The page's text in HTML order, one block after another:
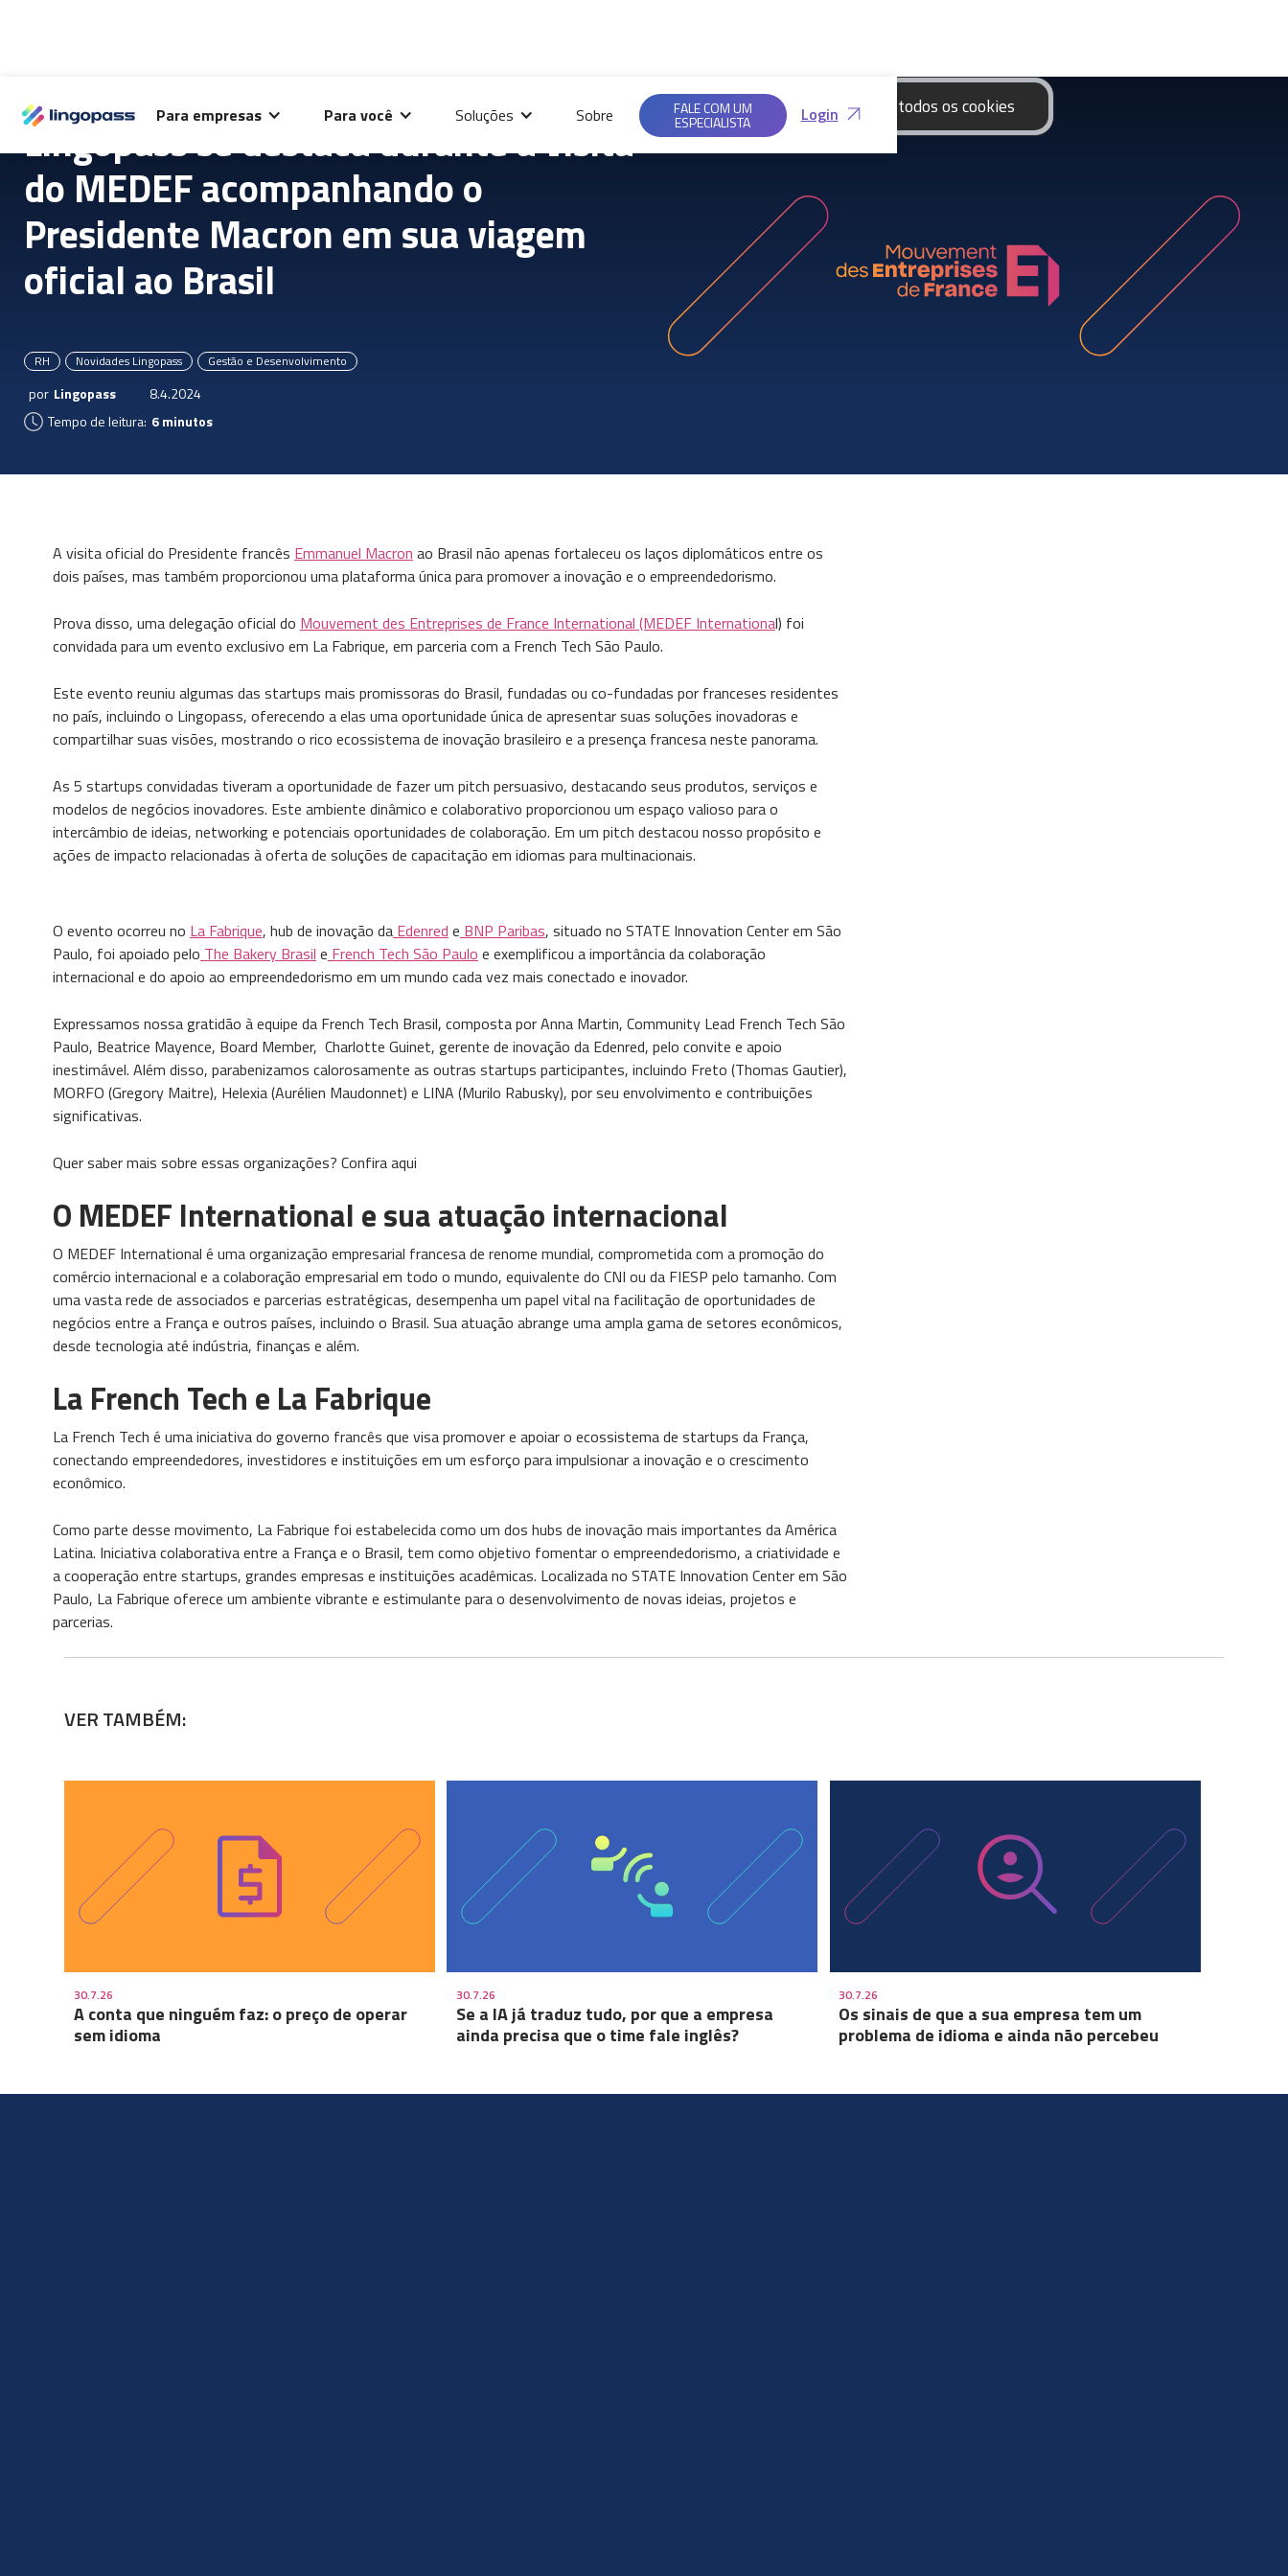
Para empresas Para você Soluções Sobre FALE COM UM
ESPECIALISTA Login
deste site e melhorar sua experiência de navegação.
Saiba mais em nossas
Políticas de
Privacidade.
Aceitar todos os cookies
Lingopass se destaca durante a visita
do MEDEF acompanhando o
Presidente Macron em sua viagem
oficial ao Brasil
RH Novidades Lingopass Gestão e Desenvolvimento
por Lingopass
8.4.2024
Tempo de leitura: 6 minutos
A visita oficial do Presidente francês Emmanuel Macron ao Brasil não apenas fortaleceu os laços diplomáticos entre os
dois países, mas também proporcionou uma plataforma única para promover a inovação e o empreendedorismo.
Prova disso, uma delegação oficial do Mouvement des Entreprises de France International (MEDEF International) foi
convidada para um evento exclusivo em La Fabrique, em parceria com a French Tech São Paulo.
Este evento reuniu algumas das startups mais promissoras do Brasil, fundadas ou co-fundadas por franceses residentes
no país, incluindo o Lingopass, oferecendo a elas uma oportunidade única de apresentar suas soluções inovadoras e
compartilhar suas visões, mostrando o rico ecossistema de inovação brasileiro e a presença francesa neste panorama.
As 5 startups convidadas tiveram a oportunidade de fazer um pitch persuasivo, destacando seus produtos, serviços e
modelos de negócios inovadores. Este ambiente dinâmico e colaborativo proporcionou um espaço valioso para o
intercâmbio de ideias, networking e potenciais oportunidades de colaboração. Em um pitch destacou nosso propósito e
ações de impacto relacionadas à oferta de soluções de capacitação em idiomas para multinacionais.
O evento ocorreu no La Fabrique, hub de inovação daEdenred e BNP Paribas, situado no STATE Innovation Center em São
Paulo, foi apoiado pelo The Bakery Brasil e French Tech São Paulo e exemplificou a importância da colaboração
internacional e do apoio ao empreendedorismo em um mundo cada vez mais conectado e inovador.
Expressamos nossa gratidão à equipe da French Tech Brasil, composta por Anna Martin, Community Lead French Tech São
Paulo, Beatrice Mayence, Board Member, Charlotte Guinet, gerente de inovação da Edenred, pelo convite e apoio
inestimável. Além disso, parabenizamos calorosamente as outras startups participantes, incluindo Freto (Thomas Gautier),
MORFO (Gregory Maitre), Helexia (Aurélien Maudonnet) e LINA (Murilo Rabusky), por seu envolvimento e contribuições
significativas.
Quer saber mais sobre essas organizações? Confira aqui
O MEDEF International e sua atuação internacional
O MEDEF International é uma organização empresarial francesa de renome mundial, comprometida com a promoção do
comércio internacional e a colaboração empresarial em todo o mundo, equivalente do CNI ou da FIESP pelo tamanho. Com
uma vasta rede de associados e parcerias estratégicas, desempenha um papel vital na facilitação de oportunidades de
negócios entre a França e outros países, incluindo o Brasil. Sua atuação abrange uma ampla gama de setores econômicos,
desde tecnologia até indústria, finanças e além.
La French Tech e La Fabrique
La French Tech é uma iniciativa do governo francês que visa promover e apoiar o ecossistema de startups da França,
conectando empreendedores, investidores e instituições em um esforço para impulsionar a inovação e o crescimento
econômico.
Como parte desse movimento, La Fabrique foi estabelecida como um dos hubs de inovação mais importantes da América
Latina. Iniciativa colaborativa entre a França e o Brasil, tem como objetivo fomentar o empreendedorismo, a criatividade e
a cooperação entre startups, grandes empresas e instituições acadêmicas. Localizada no STATE Innovation Center em São
Paulo, La Fabrique oferece um ambiente vibrante e estimulante para o desenvolvimento de novas ideias, projetos e
parcerias.
VER TAMBÉM:
30.7.26
A conta que ninguém faz: o preço de operar
sem idioma
30.7.26
Se a IA já traduz tudo, por que a empresa
ainda precisa que o time fale inglês?
30.7.26
Os sinais de que a sua empresa tem um
problema de idioma e ainda não percebeu